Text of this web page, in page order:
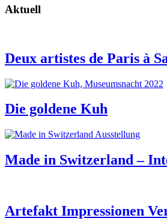
Aktuell
Deux artistes de Paris à
Die goldene Kuh
Made in Switzerland –
Artefakt Impressionen